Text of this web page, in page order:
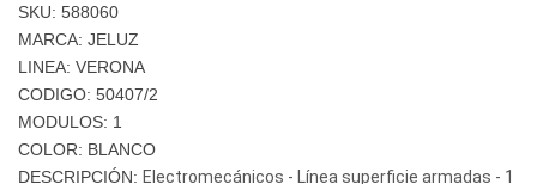
SKU: 588060
MARCA: JELUZ
LINEA: VERONA
CODIGO: 50407/2
MODULOS: 1
COLOR: BLANCO
DESCRIPCIÓN: Electromecánicos - Línea superficie armadas - 1